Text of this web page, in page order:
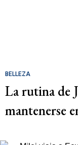
BELLEZA
La rutina de
mantenerse